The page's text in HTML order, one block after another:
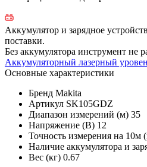
Аккумулятор и зарядное
поставки.
Без аккумулятора инструмент не
Аккумуляторный лазерный
Основные характеристики
Бренд Makita
Артикул SK105GDZ
Диапазон измерений (м) 35
Напряжение (В) 12
Точность измерения на 10м
Наличие аккумулятора и
Вес (кг) 0.67